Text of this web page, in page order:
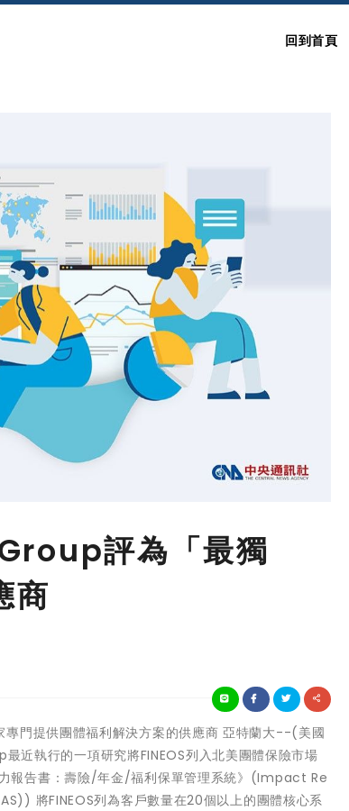
回到首頁
評為「最獨
商
門提供團體福利解決方案的供應商 亞特蘭大--(美國
執行的一項研究將FINEOS列入北美團體保險市場
報告書：壽險/年金/福利保單管理系統》(Impact Re
FINEOS列為客戶數量在20個以上的團體核心系